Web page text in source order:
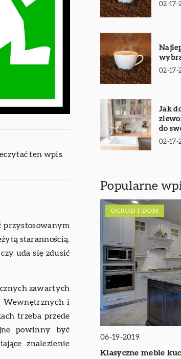
ten wpis
przystosowanym
starannością.
uda się zdusić
zawartych
Wewnętrznych i
trzeba przede
powinny być
znalezienie
02-17-
02-17-
Jak
do
02-17-
Popularne
OGRÓD I DOM
06-19-2019
Klasyczne meble